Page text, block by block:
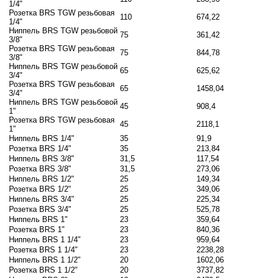
1/4"
Розетка BRS TGW резьбовая
1/4"
110
674,22
Ниппель BRS TGW резьбовой
3/8"
75
361,42
Розетка BRS TGW резьбовая
3/8"
75
844,78
Ниппель BRS TGW резьбовой
3/4"
65
625,62
Розетка BRS TGW резьбовая
3/4"
65
1458,04
Ниппель BRS TGW резьбовой
1"
45
908,4
Розетка BRS TGW резьбовая
1"
45
2118,1
Ниппель BRS 1/4"
35
91,9
Розетка BRS 1/4"
35
213,84
Ниппель BRS 3/8"
31,5
117,54
Розетка BRS 3/8"
31,5
273,06
Ниппель BRS 1/2"
25
149,34
Розетка BRS 1/2"
25
349,06
Ниппель BRS 3/4"
25
225,34
Розетка BRS 3/4"
25
525,78
Ниппель BRS 1"
23
359,64
Розетка BRS 1"
23
840,36
Ниппель BRS 1 1/4"
23
959,64
Розетка BRS 1 1/4"
23
2238,28
Ниппель BRS 1 1/2"
20
1602,06
Розетка BRS 1 1/2"
20
3737,82